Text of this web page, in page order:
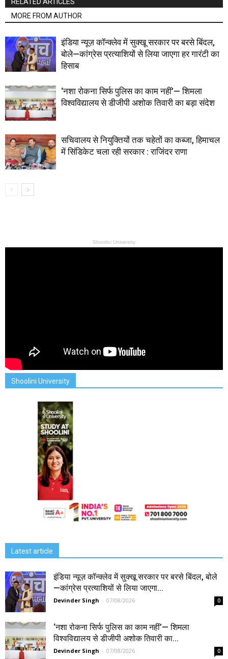
MORE FROM AUTHOR
इंडिया न्यूज़ कॉन्क्लेव में सुक्खू सरकार पर बरसे बिंदल,
बोले—कांग्रेस प्रत्याशियों से लिया जाएगा हर गारंटी का
हिसाब
‘नशा रोकना सिर्फ पुलिस का काम नहीं’— शिमला
विश्वविद्यालय से डीजीपी अशोक तिवारी का बड़ा संदेश
सचिवालय से नियुक्तियों तक चहेतों का कब्जा, हिमाचल
में सिंडिकेट चला रही सरकार : राजिंदर राणा
Shoolini University
Shoolini University
Latest article
इंडिया न्यूज़ कॉन्क्लेव में सुक्खू सरकार पर बरसे बिंदल, बोले
—कांग्रेस प्रत्याशियों से लिया जाएगा...
Devinder Singh - 07/08/2026 0
‘नशा रोकना सिर्फ पुलिस का काम नहीं’— शिमला
विश्वविद्यालय से डीजीपी अशोक तिवारी का...
Devinder Singh - 07/08/2026 0